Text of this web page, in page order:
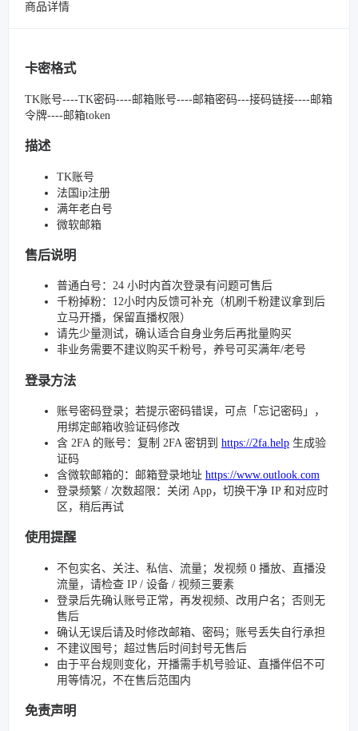
商品详情
卡密格式
TK账号----TK密码----邮箱账号----邮箱密码---接码链接----邮箱
令牌----邮箱token
描述
TK账号
法国ip注册
满年老白号
微软邮箱
售后说明
普通白号：24 小时内首次登录有问题可售后
千粉掉粉：12小时内反馈可补充（机刷千粉建议拿到后
立马开播，保留直播权限）
请先少量测试，确认适合自身业务后再批量购买
非业务需要不建议购买千粉号，养号可买满年/老号
登录方法
账号密码登录；若提示密码错误，可点「忘记密码」，
用绑定邮箱收验证码修改
含 2FA 的账号：复制 2FA 密钥到 https://2fa.help 生成验
证码
含微软邮箱的：邮箱登录地址 https://www.outlook.com
登录频繁 / 次数超限：关闭 App，切换干净 IP 和对应时
区，稍后再试
使用提醒
不包实名、关注、私信、流量；发视频 0 播放、直播没
流量，请检查 IP / 设备 / 视频三要素
登录后先确认账号正常，再发视频、改用户名；否则无
售后
确认无误后请及时修改邮箱、密码；账号丢失自行承担
不建议囤号；超过售后时间封号无售后
由于平台规则变化，开播需手机号验证、直播伴侣不可
用等情况，不在售后范围内
免责声明